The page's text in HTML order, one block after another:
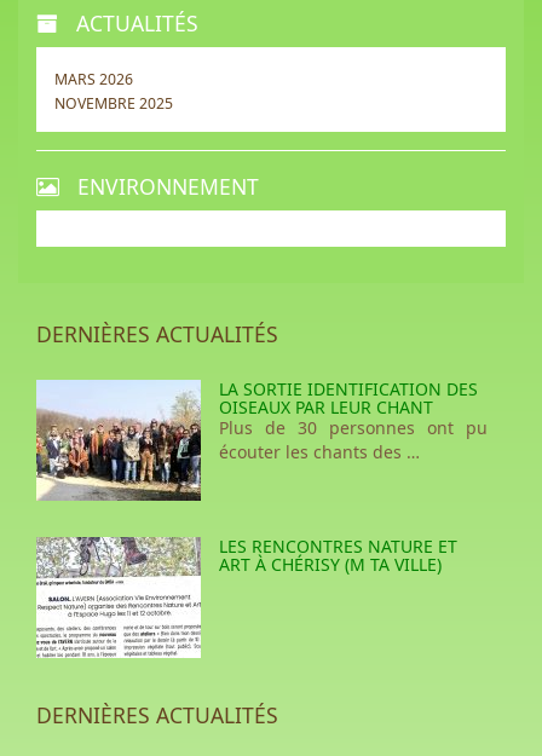
ACTUALITÉS
MARS 2026
NOVEMBRE 2025
ENVIRONNEMENT
DERNIÈRES ACTUALITÉS
LA SORTIE IDENTIFICATION DES
OISEAUX PAR LEUR CHANT
Plus de 30 personnes ont pu
écouter les chants des …
LES RENCONTRES NATURE ET
ART À CHÉRISY (M TA VILLE)
DERNIÈRES ACTUALITÉS